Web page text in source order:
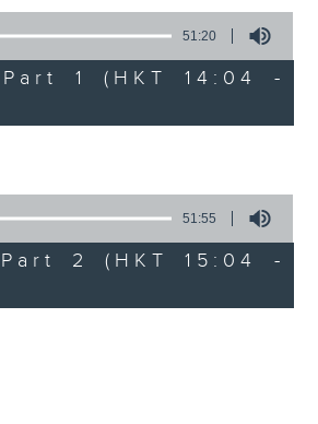
51:20
1 (HKT 14:04 -
51:55
2 (HKT 15:04 -